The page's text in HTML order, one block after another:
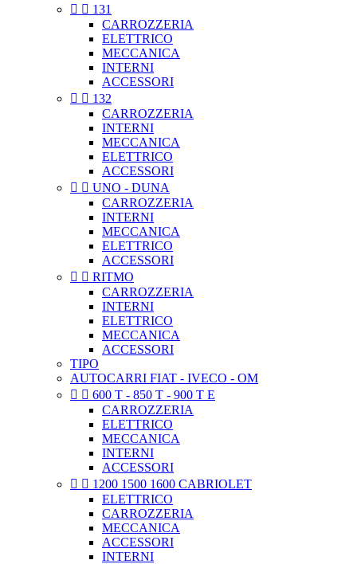
  131
CARROZZERIA
ELETTRICO
MECCANICA
INTERNI
ACCESSORI
  132
CARROZZERIA
INTERNI
MECCANICA
ELETTRICO
ACCESSORI
  UNO - DUNA
CARROZZERIA
INTERNI
MECCANICA
ELETTRICO
ACCESSORI
  RITMO
CARROZZERIA
INTERNI
ELETTRICO
MECCANICA
ACCESSORI
TIPO
AUTOCARRI FIAT - IVECO - OM
  600 T - 850 T - 900 T E
CARROZZERIA
ELETTRICO
MECCANICA
INTERNI
ACCESSORI
  1200 1500 1600 CABRIOLET
ELETTRICO
CARROZZERIA
MECCANICA
ACCESSORI
INTERNI